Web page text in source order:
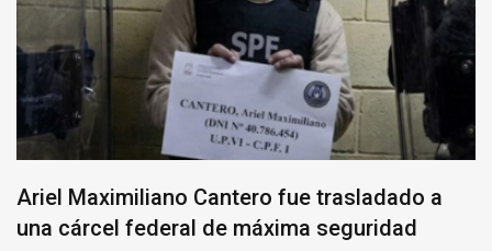
Ariel Maximiliano Cantero fue trasladado a
una cárcel federal de máxima seguridad